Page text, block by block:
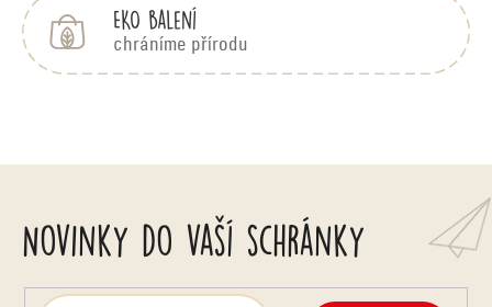
y
p
s
u
EKO balení
chráníme přírodu
Novinky do vaší schránky